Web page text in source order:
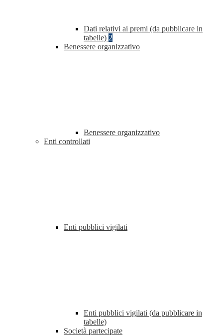
Dati relativi ai premi (da pubblicare in
tabelle) 2
Benessere organizzativo
Benessere organizzativo
Enti controllati
Enti pubblici vigilati
Enti pubblici vigilati (da pubblicare in
tabelle)
Società partecipate